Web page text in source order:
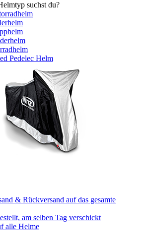
suchst du?
Pedelec Helm
& Rückversand auf das gesamte
am selben Tag verschickt
alle Helme